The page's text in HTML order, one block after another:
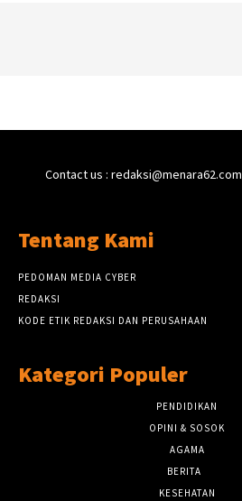
Contact us : redaksi@menara62.com
Tentang Kami
PEDOMAN MEDIA CYBER
REDAKSI
KODE ETIK REDAKSI DAN PERUSAHAAN
Kategori Populer
PENDIDIKAN
OPINI & SOSOK
AGAMA
BERITA
KESEHATAN